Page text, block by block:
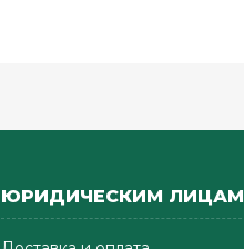
ЮРИДИЧЕСКИМ ЛИЦАМ